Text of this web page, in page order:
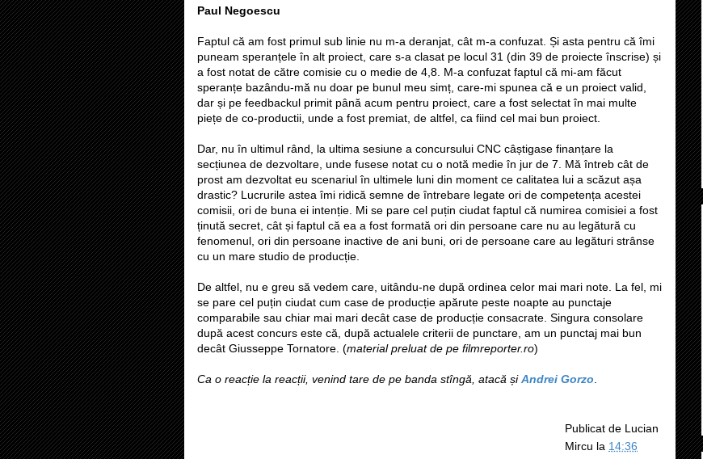
Paul Negoescu
Faptul că am fost primul sub linie nu m-a deranjat, cât m-a confuzat. Și asta pentru că îmi
puneam speranțele în alt proiect, care s-a clasat pe locul 31 (din 39 de proiecte înscrise) și
a fost notat de către comisie cu o medie de 4,8. M-a confuzat faptul că mi-am făcut
speranțe bazându-mă nu doar pe bunul meu simț, care-mi spunea că e un proiect valid,
dar și pe feedbackul primit până acum pentru proiect, care a fost selectat în mai multe
piețe de co-productii, unde a fost premiat, de altfel, ca fiind cel mai bun proiect.
Dar, nu în ultimul rând, la ultima sesiune a concursului CNC câștigase finanțare la
secțiunea de dezvoltare, unde fusese notat cu o notă medie în jur de 7. Mă întreb cât de
prost am dezvoltat eu scenariul în ultimele luni din moment ce calitatea lui a scăzut așa
drastic? Lucrurile astea îmi ridică semne de întrebare legate ori de competența acestei
comisii, ori de buna ei intenție. Mi se pare cel puțin ciudat faptul că numirea comisiei a fost
ținută secret, cât și faptul că ea a fost formată ori din persoane care nu au legătură cu
fenomenul, ori din persoane inactive de ani buni, ori de persoane care au legături strânse
cu un mare studio de producție.
De altfel, nu e greu să vedem care, uitându-ne după ordinea celor mai mari note. La fel, mi
se pare cel puțin ciudat cum case de producție apărute peste noapte au punctaje
comparabile sau chiar mai mari decât case de producție consacrate. Singura consolare
după acest concurs este că, după actualele criterii de punctare, am un punctaj mai bun
decât Giusseppe Tornatore. (material preluat de pe filmreporter.ro)
Ca o reacție la reacții, venind tare de pe banda stîngă, atacă șiAndrei Gorzo
Publicat de Lucian
Mircu la 14:36